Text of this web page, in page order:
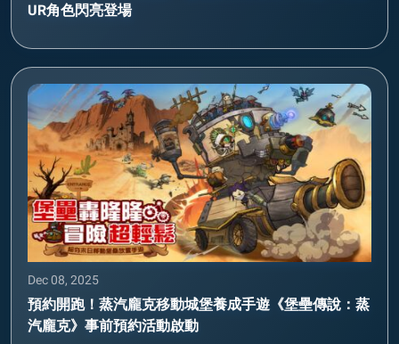
UR角色閃亮登場
Dec 08, 2025
預約開跑！蒸汽龐克移動城堡養成手遊《堡壘傳說：蒸
汽龐克》事前預約活動啟動